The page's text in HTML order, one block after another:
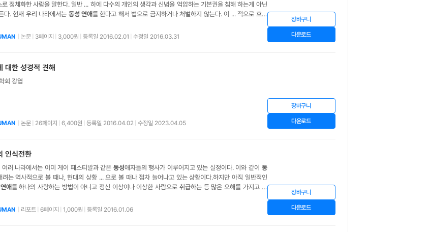
다. 일반 ... 하에 다수의 개인의 생각과 신념을 억압하는 기본권을 침해 하는게 아닌
다. 현재 우리 나라에서는 동성 연애를 한다고 해서 법으로 금지하거나 처벌하지 않는다. 이 ... 적으로 호모
의미로 받아들여진다. 전통적으로는동성애
논문 3페이지 3,000원 등록일 2016.02.01 수정일 2016.03.31
장바구니
다운로드
대한 성경적 견해
회 강엽
논문 26페이지 6,400원 등록일 2016.04.02 수정일 2023.04.05
장바구니
다운로드
인식전환
러 나라에서는 이미 게이 페스티발과 같은 동성애자들의 행사가 이루어지고 있는 실정이다. 이와 같이 동
려는 역사적으로 볼 때나, 현대의 상황 ... 으로 볼 때나 점차 늘어나고 있는 상황이다.하지만 아직 일반적인
애를 하나의 사랑하는 방법이 아니고 정신 이상이나 이상한 사람으로 취급하는 등 많은 오해를 가지고 동
하며, 또한 우리나라 사람들이동성연애자에 대하
리포트 6페이지 1,000원 등록일 2016.01.06
장바구니
다운로드